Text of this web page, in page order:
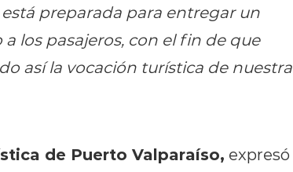
preparada para entregar un
los pasajeros, con el fin de que
así la vocación turística de nuestra
de Puerto Valparaíso, expresó